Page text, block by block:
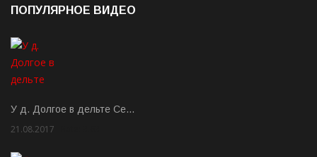
ПОПУЛЯРНОЕ ВИДЕО
У д. Долгое в дельте Се…
21.08.2017